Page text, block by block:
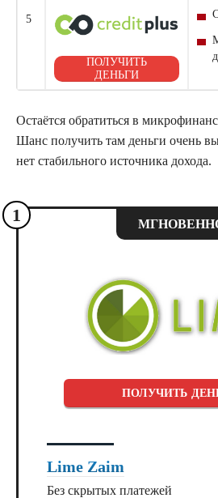
5
ПОЛУЧИТЬ
ДЕНЬГИ
Остаётся обратиться в
Шанс получить там деньги очень
нет стабильного источника дохода.
1
ПОЛУЧИТЬ
Lime Zaim
Без скрытых платежей